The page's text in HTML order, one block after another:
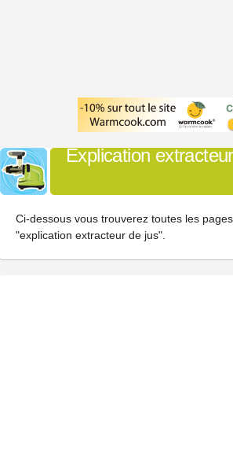
Explication
Ci-dessous vous trouverez toutes les
"explication extracteur de jus".